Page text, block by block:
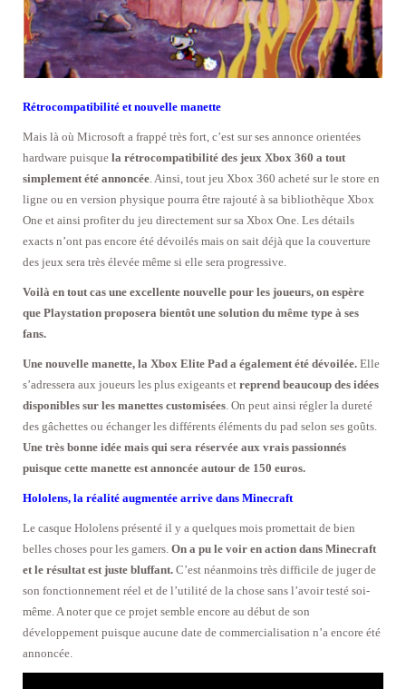
Rétrocompatibilité et nouvelle manette
Mais là où Microsoft a frappé très fort, c’est sur ses annonce orientées
hardware puisque la rétrocompatibilité des jeux Xbox 360 a tout
simplement été annoncée . Ainsi, tout jeu Xbox 360 acheté sur le store en
ligne ou en version physique pourra être rajouté à sa bibliothèque Xbox
One et ainsi profiter du jeu directement sur sa Xbox One. Les détails
exacts n’ont pas encore été dévoilés mais on sait déjà que la couverture
des jeux sera très élevée même si elle sera progressive.
Voilà en tout cas une excellente nouvelle pour les joueurs, on espère
que Playstation proposera bientôt une solution du même type à ses
fans.
Une nouvelle manette, la Xbox Elite Pad a également été dévoilée. Elle
s’adressera aux joueurs les plus exigeants et reprend beaucoup des idées
disponibles sur les manettes customisées . On peut ainsi régler la dureté
des gâchettes ou échanger les différents éléments du pad selon ses goûts.
Une très bonne idée mais qui sera réservée aux vrais passionnés
puisque cette manette est annoncée autour de 150 euros.
Hololens, la réalité augmentée arrive dans Minecraft
Le casque Hololens présenté il y a quelques mois promettait de bien
belles choses pour les gamers. On a pu le voir en action dans Minecraft
et le résultat est juste bluffant. C’est néanmoins très difficile de juger de
son fonctionnement réel et de l’utilité de la chose sans l’avoir testé soi-
même. A noter que ce projet semble encore au début de son
développement puisque aucune date de commercialisation n’a encore été
annoncée.